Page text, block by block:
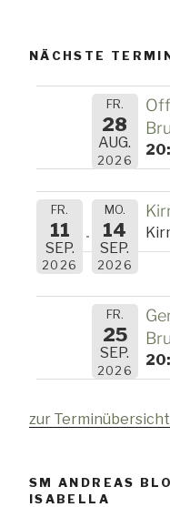
NÄCHSTE
FR.
28
AUG.
2026
FR.
11
SEP.
2026
MO.
14
SEP.
2026
FR.
25
SEP.
2026
zur
SM ANDREAS
ISABELLA